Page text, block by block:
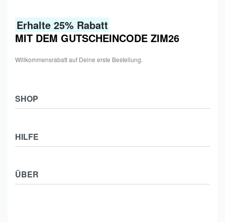
SHOP
Collections
Männer
Kids
HILFE
Zahlung & Versand
Widerrufsbelehrung
ÜBER
Erhalte 25% Rabatt
MIT DEM GUTSCHEINCODE ZIM26
Willkommensrabatt auf Deine erste Bestellung.